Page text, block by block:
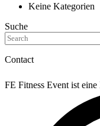
Keine Kategorien
Suche
Contact
FE Fitness Event ist